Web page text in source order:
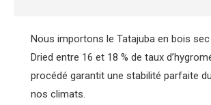
Nous importons le Tatajuba en bois
Dried entre 16 et 18 % de taux
procédé garantit une stabilité parfaite
nos climats.